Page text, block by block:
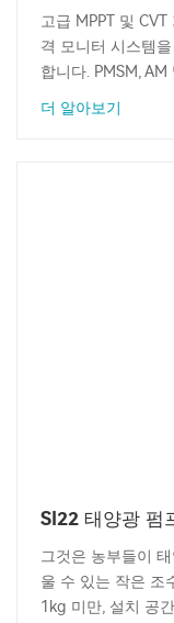
고급 MPPT 및
격 모니터 시스템
합니다. PMSM,
더 알아보기
SI22 태양광 펌
그것은 농부들이
울 수 있는 작은 조
1kg 미만, 설치 공